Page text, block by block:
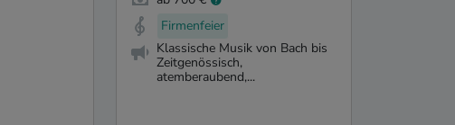
Firmenfeier
Klassische Musik von Bach bis
Zeitgenössisch,
atemberaubend,...